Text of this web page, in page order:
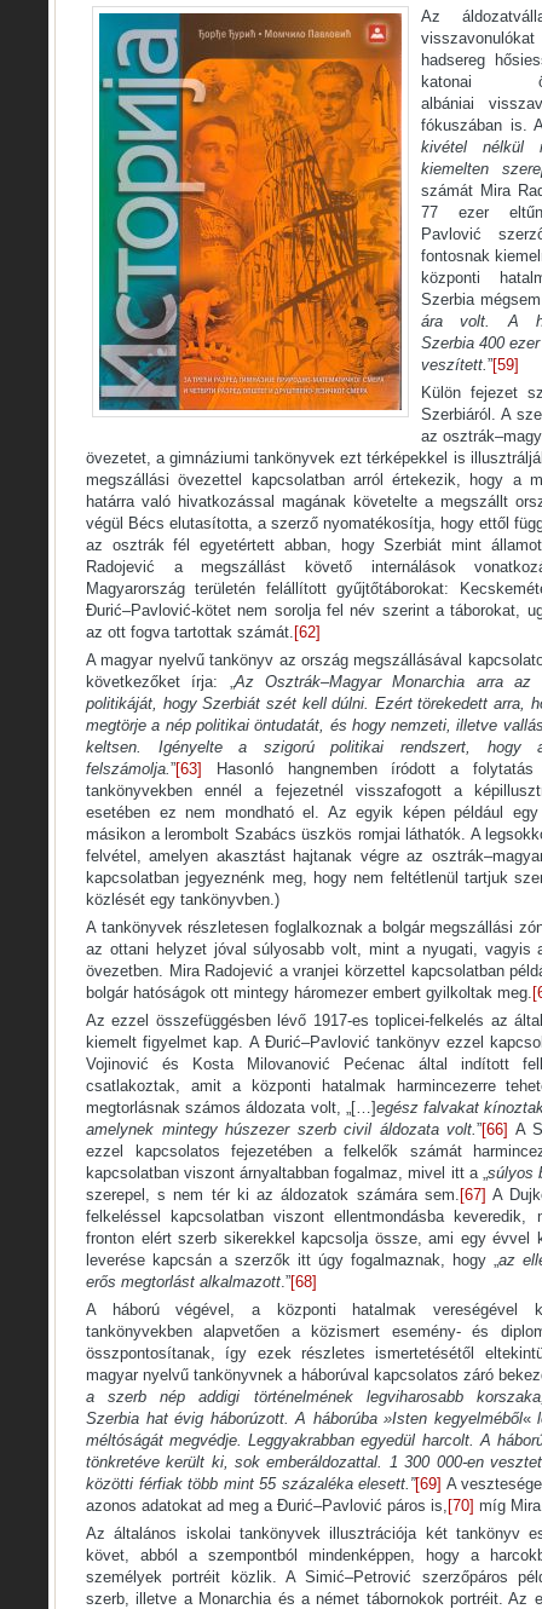
Az
hadsereg
katonai
albániai
fókuszában is.
kivétel nélkül
kiemelten
számát Mira
77 ezer
Pavlović
fontosnak
központi
Szerbia
ára volt. A
Szerbia 400
veszített.”[59]
Külön fejezet
Szerbiáról. A
az
övezetet, a gimnáziumi tankönyvek ezt térképekkel is
megszállási övezettel kapcsolatban arról értekezik, hogy a
határra való hivatkozással magának követelte a megszállt
végül Bécs elutasította, a szerző nyomatékosítja, hogy ettől
az osztrák fél egyetértett abban, hogy Szerbiát mint
Radojević a megszállást követő internálások
Magyarország területén felállított gyűjtőtáborokat:
Đurić–Pavlović-kötet nem sorolja fel név szerint a táborokat,
az ott fogva tartottak számát. [62]
A magyar nyelvű tankönyv az ország megszállásával
következőket írja: „Az Osztrák–Magyar Monarchia arra az
politikáját, hogy Szerbiát szét kell dúlni. Ezért törekedett arra,
megtörje a nép politikai öntudatát, és hogy nemzeti, illetve
keltsen. Igényelte a szigorú politikai rendszert, hogy
felszámolja.”[63]
Hasonló hangnemben íródott a
tankönyvekben ennél a fejezetnél visszafogott a
esetében ez nem mondható el. Az egyik képen például
másikon a lerombolt Szabács üszkös romjai láthatók. A
felvétel, amelyen akasztást hajtanak végre az
kapcsolatban jegyeznénk meg, hogy nem feltétlenül tartjuk
közlését egy tankönyvben.)
A tankönyvek részletesen foglalkoznak a bolgár megszállási
az ottani helyzet jóval súlyosabb volt, mint a nyugati, vagyis
övezetben. Mira Radojević a vranjei körzettel kapcsolatban
bolgár hatóságok ott mintegy háromezer embert gyilkoltak meg.
Az ezzel összefüggésben lévő 1917-es toplicei-felkelés az
kiemelt figyelmet kap. A Đurić–Pavlović tankönyv ezzel
Vojinović és Kosta Milovanović Pećenac által indított
csatlakoztak, amit a központi hatalmak harmincezerre
megtorlásnak számos áldozata volt, „[…]egész falvakat
amelynek mintegy húszezer szerb civil áldozata volt.”[66] A
ezzel kapcsolatos fejezetében a felkelők számát
kapcsolatban viszont árnyaltabban fogalmaz, mivel itt a „súlyos
szerepel, s nem tér ki az áldozatok számára sem. [67] A
felkeléssel kapcsolatban viszont ellentmondásba
fronton elért szerb sikerekkel kapcsolja össze, ami egy évvel
leverése kapcsán a szerzők itt úgy fogalmaznak, hogy „az
erős megtorlást alkalmazott.”[68]
A háború végével, a központi hatalmak vereségével
tankönyvekben alapvetően a közismert esemény- és
összpontosítanak, így ezek részletes ismertetésétől
magyar nyelvű tankönyvnek a háborúval kapcsolatos záró
a szerb nép addigi történelmének legviharosabb
Szerbia hat évig háborúzott. A háborúba »Isten kegyelméből«
méltóságát megvédje. Leggyakrabban egyedül harcolt. A
tönkretéve került ki, sok emberáldozattal. 1 300 000-en
közötti férfiak több mint 55 százaléka elesett.”[69] A
azonos adatokat ad meg a Đurić–Pavlović páros is, [70] míg
Az általános iskolai tankönyvek illusztrációja két tankönyv
követ, abból a szempontból mindenképpen, hogy a
személyek portréit közlik. A Simić–Petrović szerzőpáros
szerb, illetve a Monarchia és a német tábornokok portréit. Az